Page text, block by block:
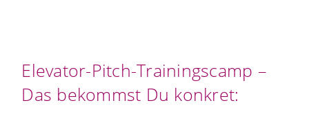
Elevator-Pitch-Trainingscamp –
Das bekommst Du konkret: